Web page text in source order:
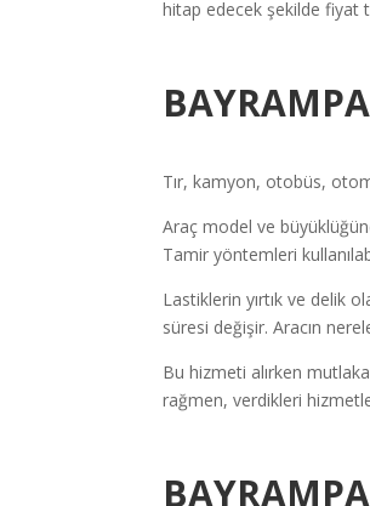
hitap edecek şekilde fiyat
Tır, kamyon, otobüs,
Araç model ve
Tamir yöntemleri
Lastiklerin yırtık ve delik
süresi değişir. Aracın
Bu hizmeti alırken
rağmen, verdikleri